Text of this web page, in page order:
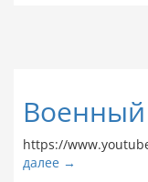
Военный
https://
далее →